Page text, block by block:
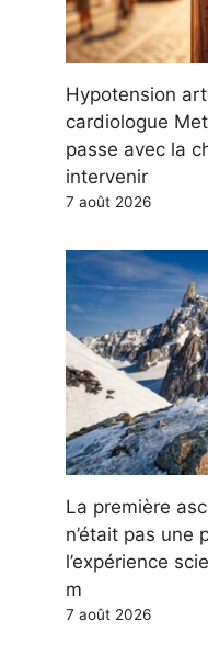
Hypotension
cardiologue
passe avec la
intervenir
7 août 2026
La première
n’était pas une
l’expérience
m
7 août 2026